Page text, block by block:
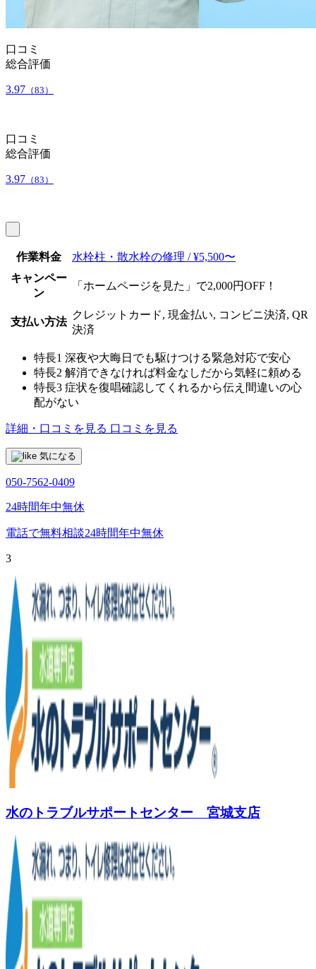
口コミ
総合評価
3.97 （83）
口コミ
総合評価
3.97 （83）
作業料金
水栓柱・散水栓の修理 / ¥5,500〜
キャンペー
ン
「ホームページを見た」で2,000円OFF！
支払い方法
クレジットカード, 現金払い, コンビニ決済, QR
決済
特長1 深夜や大晦日でも駆けつける緊急対応で安心
特長2 解消できなければ料金なしだから気軽に頼める
特長3 症状を復唱確認してくれるから伝え間違いの心
配がない
詳細・口コミを見る 口コミを見る
気になる
050-7562-0409
24時間年中無休
電話で無料相談24時間年中無休
3
水のトラブルサポートセンター 宮城支店